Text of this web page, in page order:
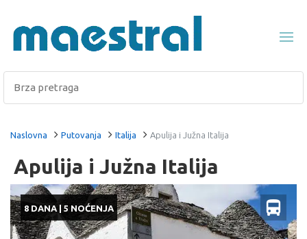
Naslovna Putovanja Italija Apulija i Južna Italija
Apulija i Južna Italija
8 DANA | 5 NOĆENJA